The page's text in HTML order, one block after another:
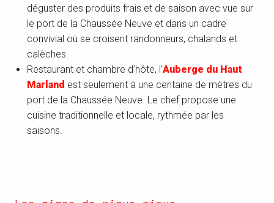
déguster des produits frais et de saison avec vue sur
le port de la Chaussée Neuve et dans un cadre
convivial où se croisent randonneurs, chalands et
calèches.
Restaurant et chambre d’hôte, l’Auberge du Haut
Marland est seulement à une centaine de mètres du
port de la Chaussée Neuve. Le chef propose une
cuisine traditionnelle et locale, rythmée par les
saisons.